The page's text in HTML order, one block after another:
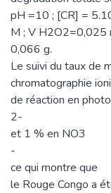
pH =10 ; [CR] =
M ; V H2O2=0,025
0,066 g.
Le suivi du taux de
chromatographie
de réaction en
2-
et 1 % en NO3
-
ce qui montre que
le Rouge Congo a